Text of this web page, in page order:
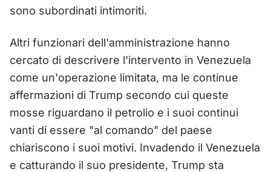
sono subordinati intimoriti.
Altri funzionari dell'amministrazione hanno
cercato di descrivere l'intervento in Venezuela
come un'operazione limitata, ma le continue
affermazioni di Trump secondo cui queste
mosse riguardano il petrolio e i suoi continui
vanti di essere "al comando" del paese
chiariscono i suoi motivi. Invadendo il Venezuela
e catturando il suo presidente, Trump sta